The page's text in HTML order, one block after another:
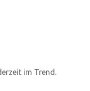
im Trend.